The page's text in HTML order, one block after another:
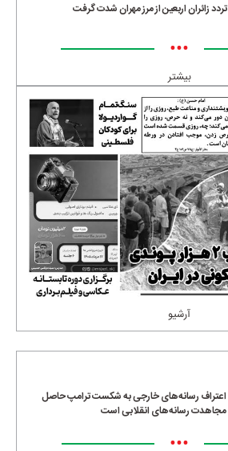
تردد زائران اربعین از مرز مهران شدت گرفت
•••
بیشتر
آرشیو
اعتراف رسانه‌های خارجی به شکست ترامپ حاصل
مجاهدت رسانه‌های انقلابی است
•••